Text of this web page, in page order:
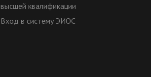
высшей квалификации
Вход в систему ЭИОС